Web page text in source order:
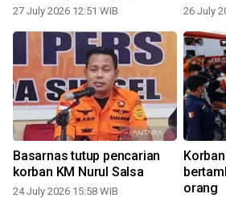
27 July 2026 12:51 WIB 26 July
Basarnas tutup pencarian
korban KM Nurul Salsa
24 July 2026 15:58 WIB
orang